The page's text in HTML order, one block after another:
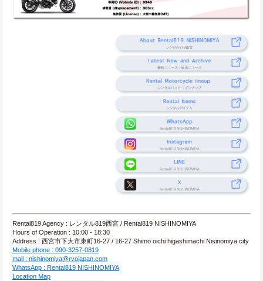
Rental819 Agency : レンタル819西宮 / Rental819 NISHINOMIYA
Hours of Operation : 10:00 - 18:30
Address : 西宮市下大市東町16-27 / 16-27 Shimo oichi higashimachi Nisinomiya city
Mobile phone : 090-3257-0819
mail : nishinomiya@rvojapan.com
WhatsApp : Rental819 NISHINOMIYA
Location Map